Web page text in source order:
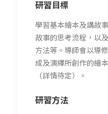
研習目標
學習基本繪本及講故
故事的思考流程，以
方法等。導師會以導
成及演繹所創作的繪
（詳情待定）。
研習方法